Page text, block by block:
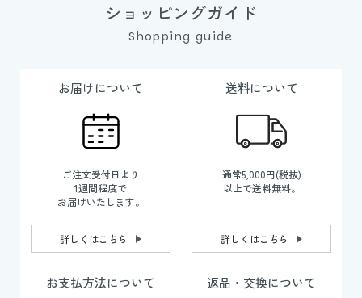
ショッピングガイド
Shopping guide
お届けについて
ご注文受付日より
1週間程度で
お届けいたします。
詳しくはこちら
送料について
通常5,000円(税抜)
以上で送料無料。
詳しくはこちら
お支払方法について 返品・交換について